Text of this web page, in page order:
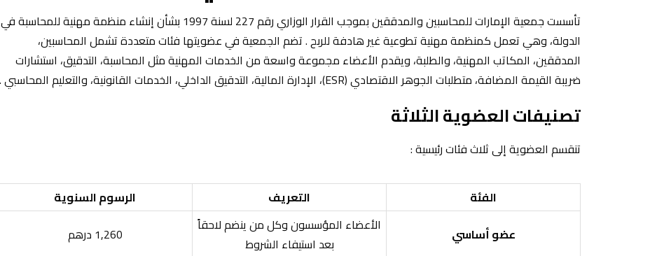
تأسست جمعية الإمارات للمحاسبين والمدققين بموجب القرار الوزاري رقم 227 لسنة 1997 بشأن إنشاء منظمة مهنية للمحاسبة في
الدولة، وهي تعمل كمنظمة مهنية تطوعية غير هادفة للربح . تضم الجمعية في عضويتها فئات متعددة تشمل المحاسبين،
المدققين، المكاتب المهنية، والطلبة، ويقدم الأعضاء مجموعة واسعة من الخدمات المهنية مثل المحاسبة، التدقيق، استشارات
ضريبة القيمة المضافة، متطلبات الجوهر الاقتصادي (ESR)، الإدارة المالية، التدقيق الداخلي، الخدمات القانونية، والتعليم المحاسبي .
تصنيفات العضوية الثلاثة
تنقسم العضوية إلى ثلاث فئات رئيسية :
الفئة التعريف
الرسوم السنوية
عضو أساسي
الأعضاء المؤسسون وكل من ينضم لاحقاً
بعد استيفاء الشروط
1,260 درهم